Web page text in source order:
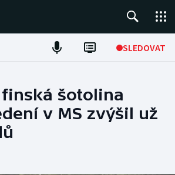
SLEDOVAT
šotolina
v MS zvýšil už